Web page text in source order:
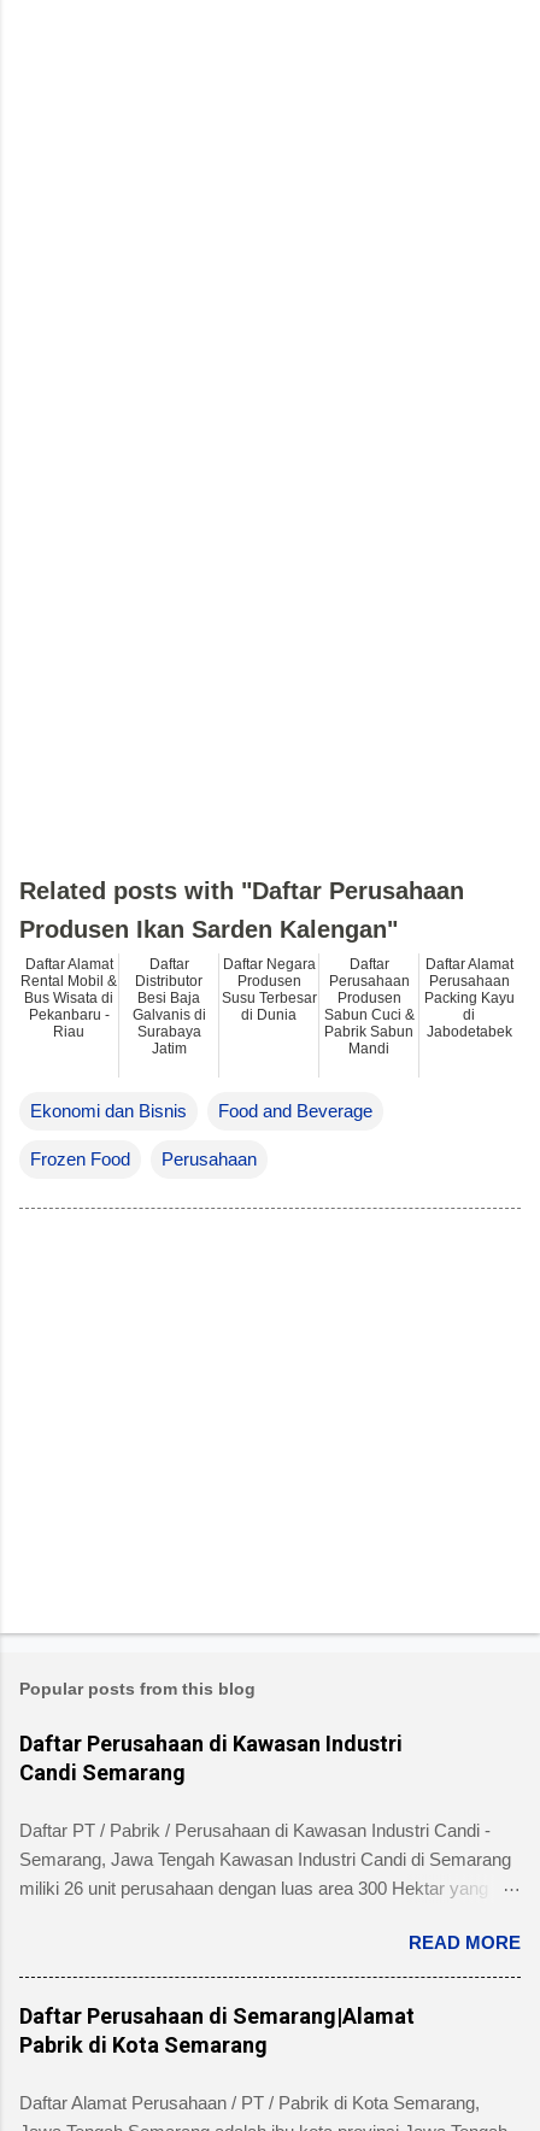
Ekonomi dan Bisnis Food and Beverage
Frozen Food Perusahaan
Related posts with "Daftar Perusahaan
Produsen Ikan Sarden Kalengan"
Daftar Alamat
Rental Mobil &
Bus Wisata di
Pekanbaru -
Riau
Daftar
Distributor
Besi Baja
Galvanis di
Surabaya
Jatim
Daftar Negara
Produsen
Susu Terbesar
di Dunia
Daftar
Perusahaan
Produsen
Sabun Cuci &
Pabrik Sabun
Mandi
Daftar Alamat
Perusahaan
Packing Kayu
di
Jabodetabek
Popular posts from this blog
Daftar Perusahaan di Kawasan Industri
Candi Semarang
Daftar PT / Pabrik / Perusahaan di Kawasan Industri Candi -
Semarang, Jawa Tengah Kawasan Industri Candi di Semarang
miliki 26 unit perusahaan dengan luas area 300 Hektar yang
Kecamatan Ngaliyan dan memiliki fasilitas tanah yang siap
dibangun , jalan 20 s/d 30 meter, green belt, listrik , telepon , air,
security service dan memiliki kemudahan atau keuntungan
bebas banjir dan ideal untuk industri menengah dan besar untuk
alamat pengelola berada di Jl. Tambakaji II No. 7 Semarang
READ MORE
Daftar Perusahaan di Semarang|Alamat
Pabrik di Kota Semarang
Daftar Alamat Perusahaan / PT / Pabrik di Kota Semarang,